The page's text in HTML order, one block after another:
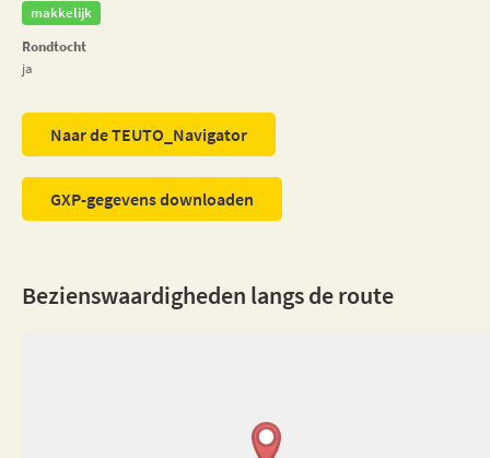
makkelijk
Rondtocht
ja
Naar de TEUTO_Navigator
GXP-gegevens downloaden
Bezienswaardigheden langs de route